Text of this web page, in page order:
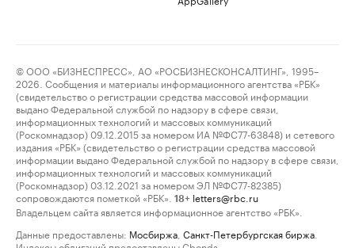
© ООО «БИЗНЕСПРЕСС», АО «РОСБИЗНЕСКОНСАЛТИНГ», 1995–
2026. Сообщения и материалы информационного агентства «РБК»
(свидетельство о регистрации средства массовой информации
выдано Федеральной службой по надзору в сфере связи,
информационных технологий и массовых коммуникаций
(Роскомнадзор) 09.12.2015 за номером ИА №ФС77-63848) и сетевого
издания «РБК» (свидетельство о регистрации средства массовой
информации выдано Федеральной службой по надзору в сфере связи,
информационных технологий и массовых коммуникаций
(Роскомнадзор) 03.12.2021 за номером ЭЛ №ФС77-82385)
сопровождаются пометкой «РБК».
18+ letters@rbc.ru
Владельцем сайта является информационное агентство «РБК».
Данные предоставлены: Мосбиржа Санкт-Петербургская биржа